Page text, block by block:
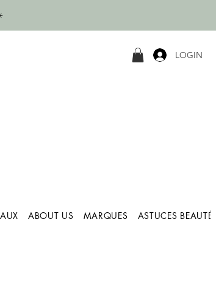
LOGIN
ABOUT US MARQUES ASTUCES BEAUTÉ